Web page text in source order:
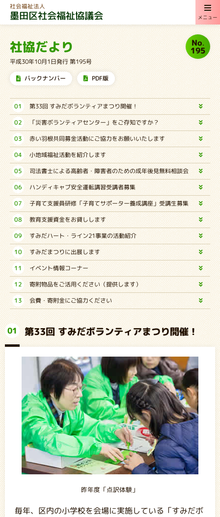
社会福祉法人
墨田区社会福祉協議会
社協だより No.
195
平成30年10月1日発行 第195号
バックナンバー PDF版
01 第33回 すみだボランティアまつり開催！
02 「災害ボランティアセンター」をご存知ですか？
03 赤い羽根共同募金活動にご協力をお願いいたします
04 小地域福祉活動を紹介します
05 司法書士による高齢者・障害者のための成年後見無料相談会
06 ハンディキャブ安全運転講習受講者募集
07 子育て支援員研修「子育てサポーター養成講座」受講生募集
08 教育支援資金をお貸しします
09 すみだハート・ライン21事業の活動紹介
10 すみだまつりに出展します
11 イベント情報コーナー
12 寄附物品をご活用ください（提供します）
13 会費・寄附金にご協力ください
01 第33回 すみだボランティアまつり開催！
昨年度「点訳体験」
毎年、区内の小学校を会場に実施している「すみだボ
メニュー